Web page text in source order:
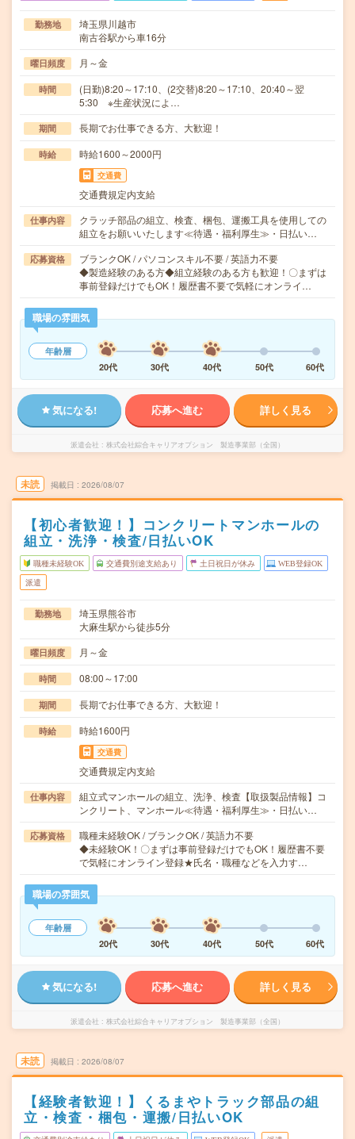
勤務地
埼玉県川越市
南古谷駅から車16分
曜日頻度 月～金
時間
(日勤)8:20～17:10、(2交替)8:20～17:10、20:40～翌
5:30 ※生産状況によ…
期間 長期でお仕事できる方、大歓迎！
時給 時給1600～2000円
交通費
交通費規定内支給
仕事内容
クラッチ部品の組立、検査、梱包、運搬工具を使用しての
組立をお願いいたします≪待遇・福利厚生≫・日払い…
応募資格
ブランクOK / パソコンスキル不要 / 英語力不要
◆製造経験のある方◆組立経験のある方も歓迎！〇まずは
事前登録だけでもOK！履歴書不要で気軽にオンライ…
職場の雰囲気
年齢層
20代
30代 40代 50代 60代
気になる! 応募へ進む 詳しく見る
派遣会社 株式会社綜合キャリアオプション 製造事業部（全国）
未読 掲載日 2026/08/07
【初心者歓迎！】コンクリートマンホールの
組立・洗浄・検査/日払いOK
職種未経験OK 交通費別途支給あり 土日祝日が休み WEB登録OK
派遣
勤務地
埼玉県熊谷市
大麻生駅から徒歩5分
曜日頻度 月～金
時間 08:00～17:00
期間 長期でお仕事できる方、大歓迎！
時給 時給1600円
交通費
交通費規定内支給
仕事内容
組立式マンホールの組立、洗浄、検査【取扱製品情報】コ
ンクリート、マンホール≪待遇・福利厚生≫・日払い…
応募資格
職種未経験OK / ブランクOK / 英語力不要
◆未経験OK！〇まずは事前登録だけでもOK！履歴書不要
で気軽にオンライン登録★氏名・職種などを入力す…
職場の雰囲気
年齢層
20代
30代 40代 50代 60代
気になる! 応募へ進む 詳しく見る
派遣会社 株式会社綜合キャリアオプション 製造事業部（全国）
未読 掲載日 2026/08/07
【経験者歓迎！】くるまやトラック部品の組
立・検査・梱包・運搬/日払いOK